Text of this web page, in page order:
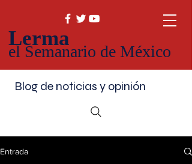
Lerma
el Semanario de México
Blog de noticias y opinión
Entrada